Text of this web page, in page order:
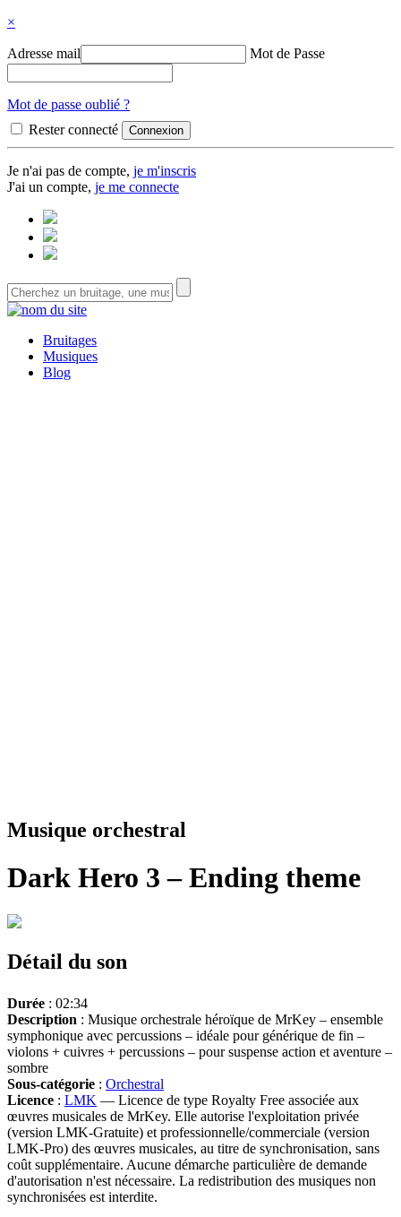
×
Adresse mail Mot de Passe
Mot de passe oublié ?
Rester connecté
Je n'ai pas de compte, je m'inscris
J'ai un compte, je me connecte
Bruitages
Musiques
Blog
Musique orchestral
Dark Hero 3 – Ending theme
Détail du son
Durée : 02:34
Description : Musique orchestrale héroïque de MrKey – ensemble
symphonique avec percussions – idéale pour générique de fin –
violons + cuivres + percussions – pour suspense action et aventure –
sombre
Sous-catégorie : Orchestral
Licence : LMK — Licence de type Royalty Free associée aux
œuvres musicales de MrKey. Elle autorise l'exploitation privée
(version LMK-Gratuite) et professionnelle/commerciale (version
LMK-Pro) des œuvres musicales, au titre de synchronisation, sans
coût supplémentaire. Aucune démarche particulière de demande
d'autorisation n'est nécessaire. La redistribution des musiques non
synchronisées est interdite.